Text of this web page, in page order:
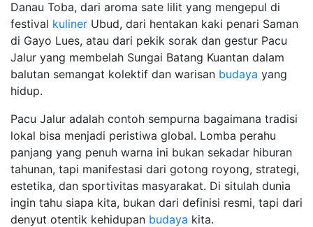
Danau Toba, dari aroma sate lilit yang mengepul di
festival kuliner Ubud, dari hentakan kaki penari Saman
di Gayo Lues, atau dari pekik sorak dan gestur Pacu
Jalur yang membelah Sungai Batang Kuantan dalam
balutan semangat kolektif dan warisan budaya yang
hidup.
Pacu Jalur adalah contoh sempurna bagaimana tradisi
lokal bisa menjadi peristiwa global. Lomba perahu
panjang yang penuh warna ini bukan sekadar hiburan
tahunan, tapi manifestasi dari gotong royong, strategi,
estetika, dan sportivitas masyarakat. Di situlah dunia
ingin tahu siapa kita, bukan dari definisi resmi, tapi dari
denyut otentik kehidupan budaya kita.